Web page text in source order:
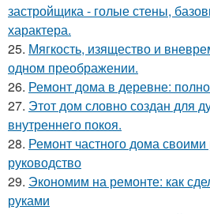
застройщика - голые стены,
характера.
25. Мягкость, изящество и
одном преображении.
26. Ремонт дома в деревне:
27. Этот дом словно создан для
внутреннего покоя.
28. Ремонт частного дома
руководство
29. Экономим на ремонте: как
руками